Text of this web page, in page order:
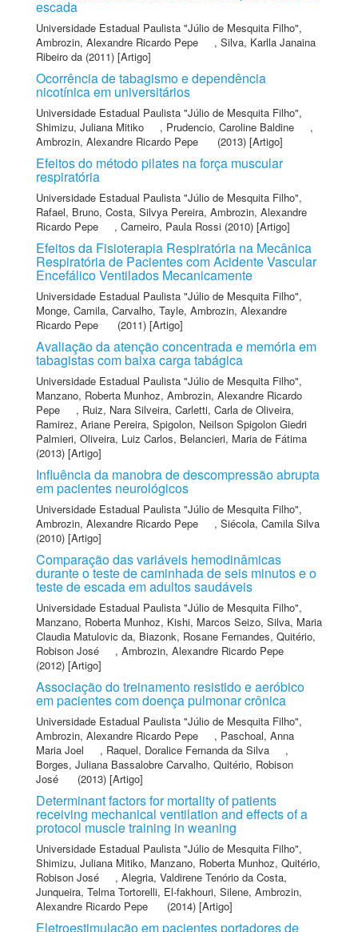
escada
Universidade Estadual Paulista "Júlio de Mesquita Filho",
Ambrozin, Alexandre Ricardo Pepe
, Silva, Karlla Janaina
Ribeiro da (2011) [Artigo]
Ocorrência de tabagismo e dependência
nicotínica em universitários
Universidade Estadual Paulista "Júlio de Mesquita Filho",
Shimizu, Juliana Mitiko
, Prudencio, Caroline Baldine
,
Ambrozin, Alexandre Ricardo Pepe
(2013) [Artigo]
Efeitos do método pilates na força muscular
respiratória
Universidade Estadual Paulista "Júlio de Mesquita Filho",
Rafael, Bruno, Costa, Silvya Pereira, Ambrozin, Alexandre
Ricardo Pepe
, Carneiro, Paula Rossi (2010) [Artigo]
Efeitos da Fisioterapia Respiratória na Mecânica
Respiratória de Pacientes com Acidente Vascular
Encefálico Ventilados Mecanicamente
Universidade Estadual Paulista "Júlio de Mesquita Filho",
Monge, Camila, Carvalho, Tayle, Ambrozin, Alexandre
Ricardo Pepe
(2011) [Artigo]
Avaliação da atenção concentrada e memória em
tabagistas com baixa carga tabágica
Universidade Estadual Paulista "Júlio de Mesquita Filho",
Manzano, Roberta Munhoz, Ambrozin, Alexandre Ricardo
Pepe
, Ruiz, Nara Silveira, Carletti, Carla de Oliveira,
Ramirez, Ariane Pereira, Spigolon, Neilson Spigolon Giedri
Palmieri, Oliveira, Luiz Carlos, Belancieri, Maria de Fátima
(2013) [Artigo]
Influência da manobra de descompressão abrupta
em pacientes neurológicos
Universidade Estadual Paulista "Júlio de Mesquita Filho",
Ambrozin, Alexandre Ricardo Pepe
, Siécola, Camila Silva
(2010) [Artigo]
Comparação das variáveis hemodinâmicas
durante o teste de caminhada de seis minutos e o
teste de escada em adultos saudáveis
Universidade Estadual Paulista "Júlio de Mesquita Filho",
Manzano, Roberta Munhoz, Kishi, Marcos Seizo, Silva, Maria
Claudia Matulovic da, Biazonk, Rosane Fernandes, Quitério,
Robison José
, Ambrozin, Alexandre Ricardo Pepe
(2012) [Artigo]
Associação do treinamento resistido e aeróbico
em pacientes com doença pulmonar crônica
Universidade Estadual Paulista "Júlio de Mesquita Filho",
Ambrozin, Alexandre Ricardo Pepe
, Paschoal, Anna
Maria Joel
, Raquel, Doralice Fernanda da Silva
,
Borges, Juliana Bassalobre Carvalho, Quitério, Robison
José
(2013) [Artigo]
Determinant factors for mortality of patients
receiving mechanical ventilation and effects of a
protocol muscle training in weaning
Universidade Estadual Paulista "Júlio de Mesquita Filho",
Shimizu, Juliana Mitiko, Manzano, Roberta Munhoz, Quitério,
Robison José
, Alegria, Valdirene Tenório da Costa,
Junqueira, Telma Tortorelli, El-fakhouri, Silene, Ambrozin,
Alexandre Ricardo Pepe
(2014) [Artigo]
Eletroestimulação em pacientes portadores de